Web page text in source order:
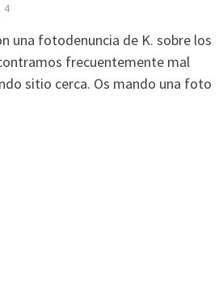
4
una fotodenuncia de K. sobre los
frecuentemente mal
sitio cerca. Os mando una foto